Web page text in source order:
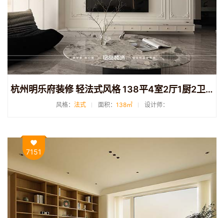
杭州明乐府装修 轻法式风格 138平4室2厅1厨2卫装修
风格： 法式 面积： 138㎡ 设计师：
7151